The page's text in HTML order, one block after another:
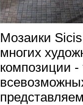
Мозаики
многих
композиции -